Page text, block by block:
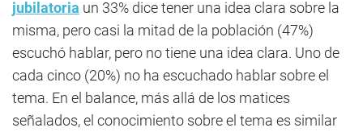
jubilatoria un 33% dice tener una idea clara sobre la
misma, pero casi la mitad de la población (47%)
escuchó hablar, pero no tiene una idea clara. Uno de
cada cinco (20%) no ha escuchado hablar sobre el
tema. En el balance, más allá de los matices
señalados, el conocimiento sobre el tema es similar